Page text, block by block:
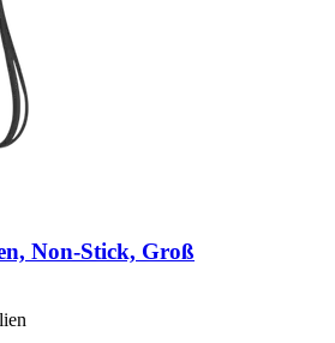
Non-​Stick, Groß